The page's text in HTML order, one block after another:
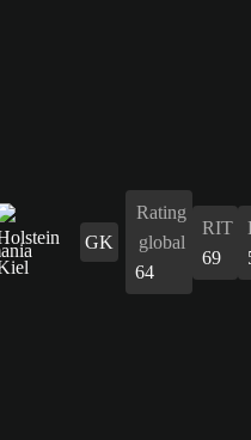
GK
Rating
global
64
RIT
69